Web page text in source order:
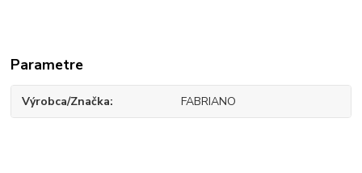
Parametre
Výrobca/Značka FABRIANO